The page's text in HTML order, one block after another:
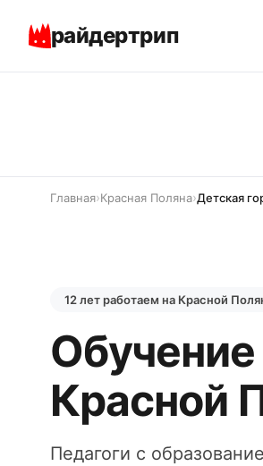
райдертрип
Главная›Красная Поляна›Детская
12 лет работаем на Красной
Обучение
Красной
Педагоги с